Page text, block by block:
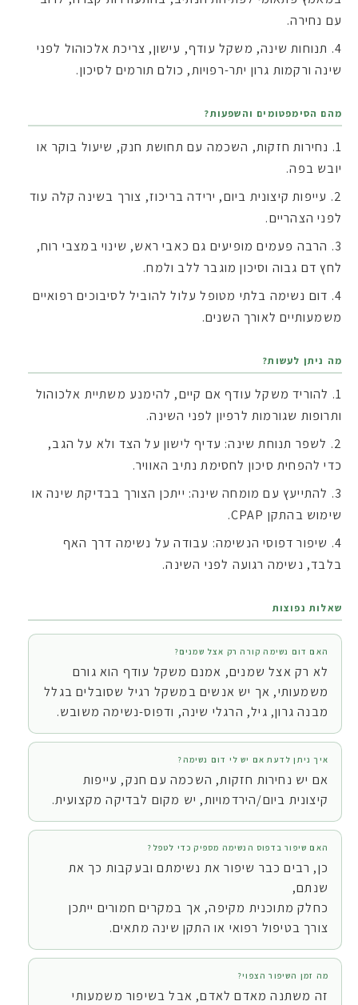
עם נחירה.
תנוחות שינה, משקל עודף, עישון, צריכת אלכוהול לפני
שינה ורקמות גרון יתר-רפויות, כולם תורמים לסיכון.
מהם הסימפטומים והשפעות?
נחירות חזקות, השכמה עם תחושת חנק, שיעול בוקר או
יובש בפה.
עייפות קיצונית ביום, ירידה בריכוז, צורך בשינה קלה עוד
לפני הצהריים.
הרבה פעמים מופיעים גם כאבי ראש, שינוי במצבי רוח,
לחץ דם גבוה וסיכון מוגבר ללב ולמח.
דום נשימה בלתי מטופל עלול להוביל לסיבוכים רפואיים
משמעותיים לאורך השנים.
מה ניתן לעשות?
להוריד משקל עודף אם קיים, להימנע משתיית אלכוהול
ותרופות שגורמות לרפיון לפני השינה.
לשפר תנוחת שינה: עדיף לישון על הצד ולא על הגב,
כדי להפחית סיכון לחסימת נתיב האוויר.
להתייעץ עם מומחה שינה: ייתכן הצורך בבדיקת שינה או
שימוש בהתקן CPAP.
שיפור דפוסי הנשימה: עבודה על נשימה דרך האף
בלבד, נשימה רגועה לפני השינה.
שאלות נפוצות
האם דום נשימה קורה רק אצל שמנים?
לא רק אצל שמנים, אמנם משקל עודף הוא גורם
משמעותי, אך יש אנשים במשקל רגיל שסובלים בגלל
מבנה גרון, גיל, הרגלי שינה, ודפוס-נשימה משובש.
איך ניתן לדעת אם יש לי דום נשימה?
אם יש נחירות חזקות, השכמה עם חנק, עייפות
קיצונית ביום/הירדמויות, יש מקום לבדיקה מקצועית.
האם שיפור בדפוס הנשימה מספיק כדי לטפל?
כן, רבים כבר שיפור את נשימתם ובעקבות כך את
שנתם,
כחלק מתוכנית מקיפה, אך במקרים חמורים ייתכן
צורך בטיפול רפואי או התקן שינה מתאים.
מה זמן השיפור הצפוי?
זה משתנה מאדם לאדם, אבל בשיפור משמעותי